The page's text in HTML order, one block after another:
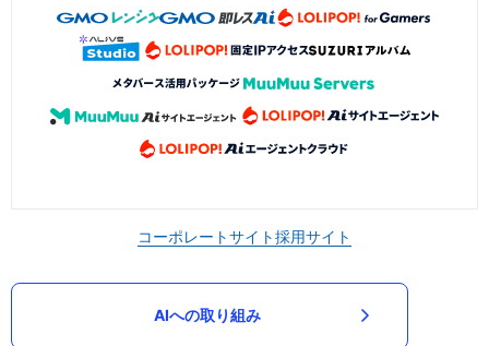
コーポレートサイト採用サイト
AIへの取り組み